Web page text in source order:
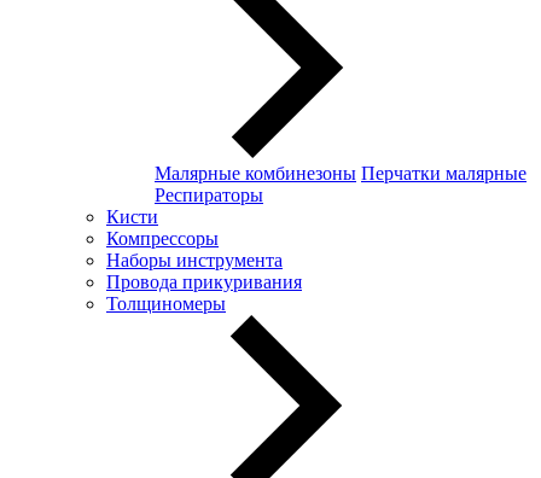
Малярные комбинезоны Перчатки малярные
Респираторы
Кисти
Компрессоры
Наборы инструмента
Провода прикуривания
Толщиномеры